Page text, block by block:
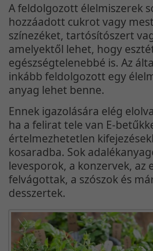
A feldolgozott élelmiszerek
hozzáadott cukrot vagy
színezéket, tartósítószert
amelyektől lehet, hogy
egészségtelenebbé is. Az
inkább feldolgozott egy
anyag lehet benne.
Ennek igazolására elég
ha a felirat tele van E-
értelmezhetetlen
kosaradba. Sok
levesporok, a konzervek, az
felvágottak, a szószok és
desszertek.